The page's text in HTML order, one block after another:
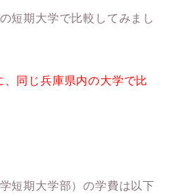
短期大学で比較してみまし
同じ兵庫県内の大学で比
短期大学部）の学費は以下